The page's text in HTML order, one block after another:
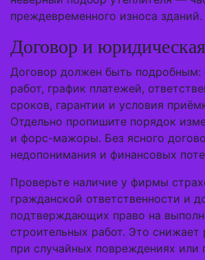
преждевременного износа зданий.
Договор и
Договор должен быть подробным:
работ, график платежей,
сроков, гарантии и условия
Отдельно пропишите порядок
и форс-мажоры. Без ясного
недопонимания и финансовых
Проверьте наличие у фирмы
гражданской ответственности и
подтверждающих право на
строительных работ. Это снижает
при случайных повреждениях или